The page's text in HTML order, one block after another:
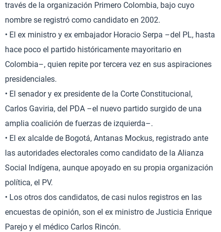
través de la organización Primero Colombia, bajo cuyo
nombre se registró como candidato en 2002.
• El ex ministro y ex embajador Horacio Serpa –del PL, hasta
hace poco el partido históricamente mayoritario en
Colombia–, quien repite por tercera vez en sus aspiraciones
presidenciales.
• El senador y ex presidente de la Corte Constitucional,
Carlos Gaviria, del PDA –el nuevo partido surgido de una
amplia coalición de fuerzas de izquierda–.
• El ex alcalde de Bogotá, Antanas Mockus, registrado ante
las autoridades electorales como candidato de la Alianza
Social Indígena, aunque apoyado en su propia organización
política, el PV.
• Los otros dos candidatos, de casi nulos registros en las
encuestas de opinión, son el ex ministro de Justicia Enrique
Parejo y el médico Carlos Rincón.